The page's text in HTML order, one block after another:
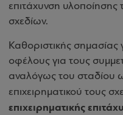
επιτάχυνση υλοποίησης
σχεδίων.
Καθοριστικής σημασίας
οφέλους για τους
αναλόγως του σταδίου
επιχειρηματικού τους
επιχειρηματικής